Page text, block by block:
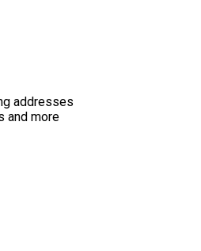
addresses
and more